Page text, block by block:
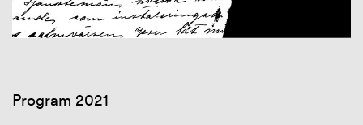
GIBCA Extended 2023
Program 2021